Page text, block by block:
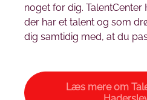
noget for dig.
der har et talent og som
dig samtidig med, at du
Læs mere om